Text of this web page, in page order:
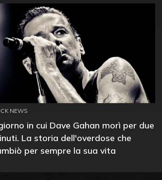
NEWS
in cui Dave Gahan morì per due
La storia dell'overdose che
per sempre la sua vita